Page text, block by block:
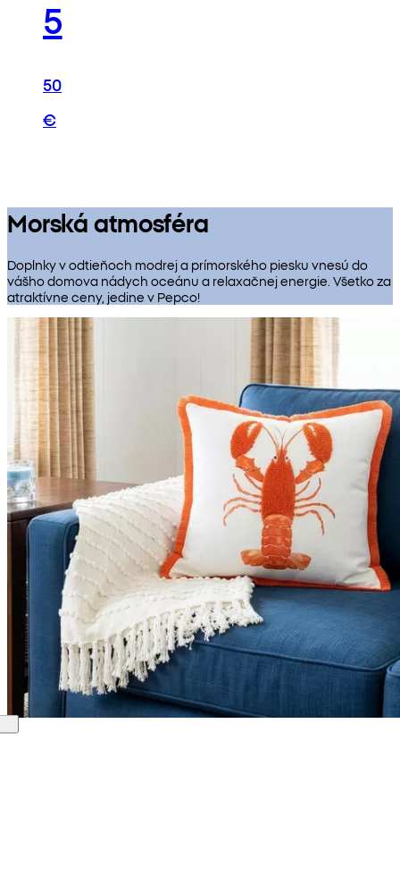
5
50
€
Morská atmosféra
Doplnky v odtieňoch modrej a prímorského piesku vnesú do
vášho domova nádych oceánu a relaxačnej energie. Všetko za
atraktívne ceny, jedine v Pepco!